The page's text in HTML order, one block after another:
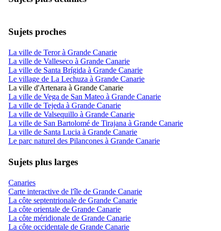
Sujets proches
La ville de Teror à Grande Canarie
La ville de Valleseco à Grande Canarie
La ville de Santa Brígida à Grande Canarie
Le village de La Lechuza à Grande Canarie
La ville d'Artenara à Grande Canarie
La ville de Vega de San Mateo à Grande Canarie
La ville de Tejeda à Grande Canarie
La ville de Valsequillo à Grande Canarie
La ville de San Bartolomé de Tirajana à Grande Canarie
La ville de Santa Lucia à Grande Canarie
Le parc naturel des Pilancones à Grande Canarie
Sujets plus larges
Canaries
Carte interactive de l'île de Grande Canarie
La côte septentrionale de Grande Canarie
La côte orientale de Grande Canarie
La côte méridionale de Grande Canarie
La côte occidentale de Grande Canarie